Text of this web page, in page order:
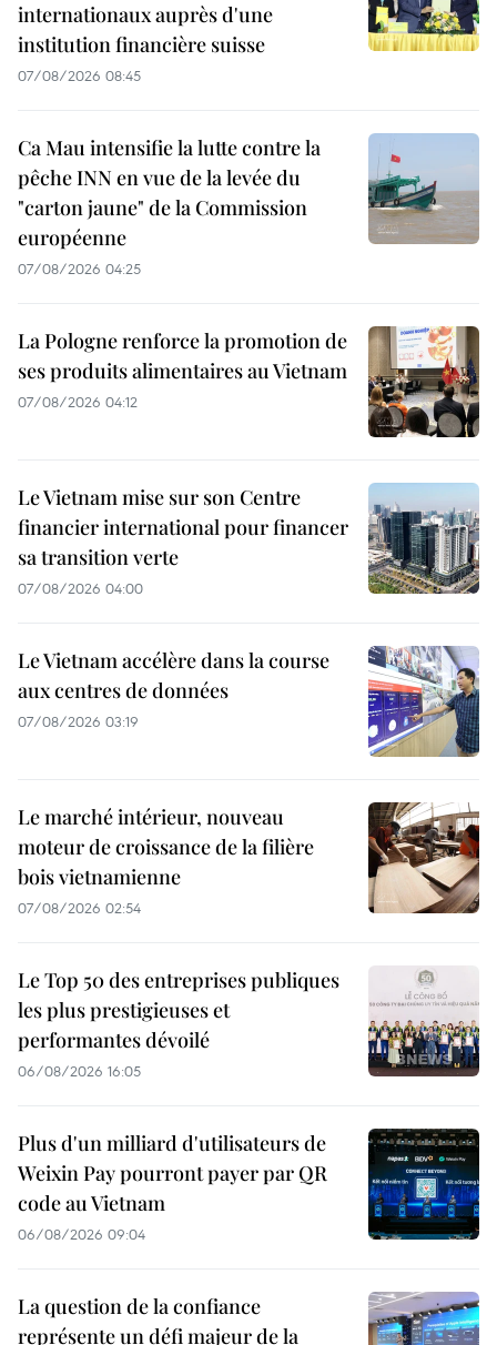
internationaux auprès d'une
institution financière suisse
07/08/2026 08:45
Ca Mau intensifie la lutte contre la
pêche INN en vue de la levée du
"carton jaune" de la Commission
européenne
07/08/2026 04:25
La Pologne renforce la promotion de
ses produits alimentaires au Vietnam
07/08/2026 04:12
Le Vietnam mise sur son Centre
financier international pour financer
sa transition verte
07/08/2026 04:00
Le Vietnam accélère dans la course
aux centres de données
07/08/2026 03:19
Le marché intérieur, nouveau
moteur de croissance de la filière
bois vietnamienne
07/08/2026 02:54
Le Top 50 des entreprises publiques
les plus prestigieuses et
performantes dévoilé
06/08/2026 16:05
Plus d'un milliard d'utilisateurs de
Weixin Pay pourront payer par QR
code au Vietnam
06/08/2026 09:04
La question de la confiance
représente un défi majeur de la